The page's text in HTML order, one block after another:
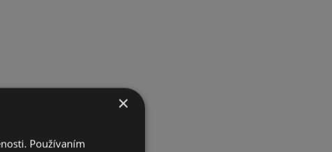
×
Používaním